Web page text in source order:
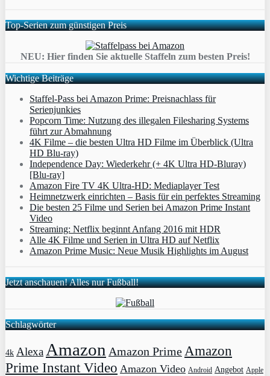
Top-Serien zum günstigen Preis
NEU: Hier finden Sie aktuelle Staffeln zum besten Preis!
Wichtige Beiträge
Staffel-Pass bei Amazon Prime: Preisnachlass für
Serienjunkies
Popcorn Time: Nutzung des illegalen Filesharing Systems
führt zur Abmahnung
4K Filme – die besten Ultra HD Filme im Überblick (Ultra
HD Blu-ray)
Independence Day: Wiederkehr (+ 4K Ultra HD-Bluray)
[Blu-ray]
Amazon Fire TV 4K Ultra-HD: Mediaplayer Test
Heimnetzwerk einrichten – Basis für ein perfektes Streaming
Die besten 25 Filme und Serien bei Amazon Prime Instant
Video
Streaming: Netflix beginnt Anfang 2016 mit HDR
Alle 4K Filme und Serien in Ultra HD auf Netflix
Amazon Prime Music: Neue Musik Highlights im August
Jetzt anschauen! Alles nur Fußball!
Schlagwörter
4k AlexaAmazon Amazon PrimeAmazon
Prime Instant Video Amazon Video Android Angebot Apple